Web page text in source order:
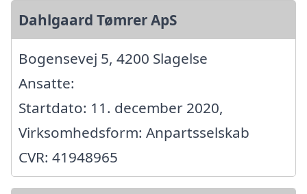
Dahlgaard Tømrer ApS
Bogensevej 5, 4200 Slagelse
Ansatte:
Startdato: 11. december 2020,
Virksomhedsform: Anpartsselskab
CVR: 41948965